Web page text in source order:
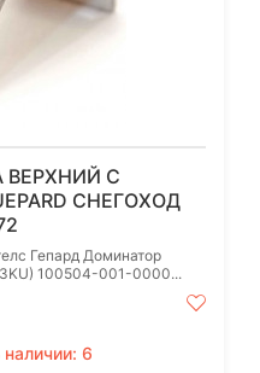
С
СНЕГОХОД
Гепард Доминатор
100504-001-0000...
наличии: 6